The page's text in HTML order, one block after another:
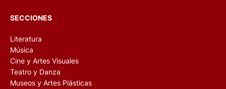
SECCIONES
Literatura
Música
Cine y Artes Visuales
Teatro y Danza
Museos y Artes Plásticas